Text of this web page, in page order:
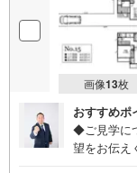
画像13枚
おすすめポ
◆ご見学に
望をお伝え